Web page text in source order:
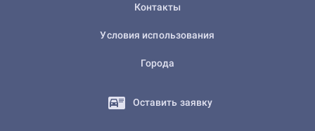
Контакты
Условия использования
Города
Оставить заявку